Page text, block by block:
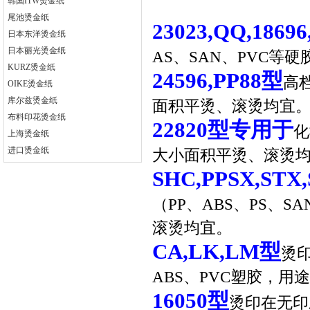
尾池烫金纸
日本东洋烫金纸
日本丽光烫金纸
KURZ烫金纸
OIKE烫金纸
库尔兹烫金纸
布料印花烫金纸
上海烫金纸
进口烫金纸
AS、SAN、PVC等硬
24596,PP88型高
面积平烫、滚烫均宜
22820型专用于
大小面积平烫、滚烫
（PP、ABS、PS、
滚烫均宜。
CA,LK,LM型烫
ABS、PVC塑胶，用
16050型烫印在无